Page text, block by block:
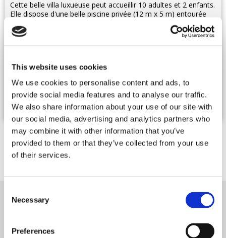
This website uses cookies
We use cookies to personalise content and ads, to
provide social media features and to analyse our traffic.
We also share information about your use of our site with
our social media, advertising and analytics partners who
may combine it with other information that you’ve
provided to them or that they’ve collected from your use
of their services.
Selection
Necessary
Preferences
Cette belle villa luxueuse peut accueillir 10 adultes et 2 enfants.
Elle dispose d'une belle piscine privée (12 m x 5 m) entourée
par une terrasse en bois et aménagée de chaises longues et
de parasols. Des nombreux balcons et terrasses, les hôtes
bénéficient de superbes vues. La belle décoration et les
12 Personnes - 6 Chambres
1 / 1 Résultats suivants